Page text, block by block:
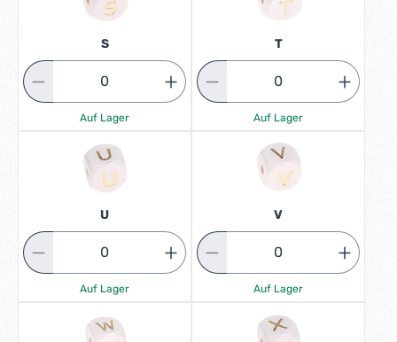
S
Auf Lager
T
Auf Lager
U
Auf Lager
V
Auf Lager